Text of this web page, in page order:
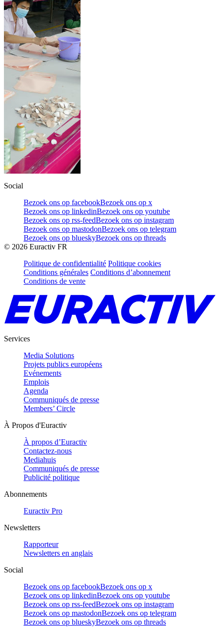
Social
Bezoek ons op facebookBezoek ons op x
Bezoek ons op linkedinBezoek ons op youtube
Bezoek ons op rss-feedBezoek ons op instagram
Bezoek ons op mastodonBezoek ons op telegram
Bezoek ons op blueskyBezoek ons op threads
© 2026 Euractiv FR
Politique de confidentialité Politique cookies
Conditions générales Conditions d’abonnement
Conditions de vente
Services
Media Solutions
Projets publics européens
Evénements
Emplois
Agenda
Communiqués de presse
Members’ Circle
À Propos d'Euractiv
À propos d’Euractiv
Contactez-nous
Mediahuis
Communiqués de presse
Publicité politique
Abonnements
Euractiv Pro
Newsletters
Rapporteur
Newsletters en anglais
Social
Bezoek ons op facebookBezoek ons op x
Bezoek ons op linkedinBezoek ons op youtube
Bezoek ons op rss-feedBezoek ons op instagram
Bezoek ons op mastodonBezoek ons op telegram
Bezoek ons op blueskyBezoek ons op threads